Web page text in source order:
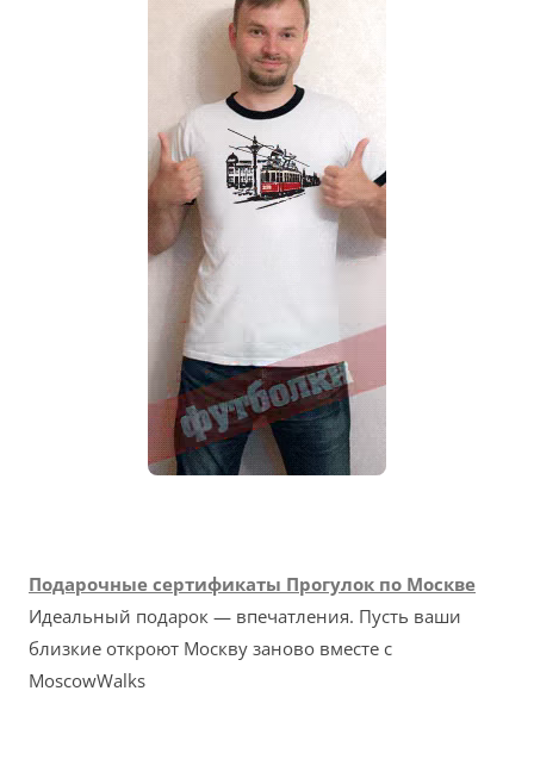
Подарочные сертификаты Прогулок по Москве
Идеальный подарок — впечатления. Пусть ваши
близкие откроют Москву заново вместе с
MoscowWalks